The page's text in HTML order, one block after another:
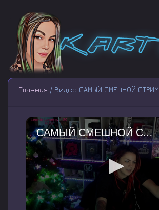
Главная / Видео САМЫЙ СМЕШНОЙ СТРИМ
САМЫЙ СМЕШНОЙ СТРИМ